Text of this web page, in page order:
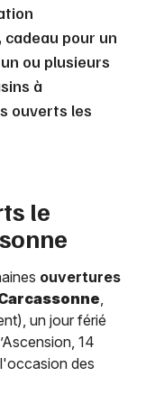
pour un
ou plusieurs
à
ouverts les
le
ouvertures
,
un jour férié
14
des